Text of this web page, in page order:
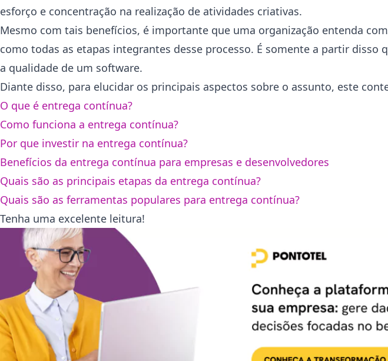
esforço e concentração na realização de atividades criativas.
Mesmo com tais benefícios, é importante que uma organização entenda
como todas as etapas integrantes desse processo. É somente a partir disso
a qualidade de um software.
Diante disso, para elucidar os principais aspectos sobre o assunto, este
O que é entrega contínua?
Como funciona a entrega contínua?
Por que investir na entrega contínua?
Benefícios da entrega contínua para empresas e desenvolvedores
Quais são as principais etapas da entrega contínua?
Quais são as ferramentas populares para entrega contínua?
Tenha uma excelente leitura!